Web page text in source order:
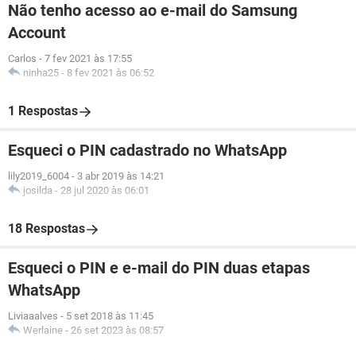
Não tenho acesso ao e-mail do Samsung
Account
Carlos - 7 fev 2021 às 17:55
ninha25 - 8 fev 2021 às 06:52
1 Respostas
Esqueci o PIN cadastrado no WhatsApp
lily2019_6004 - 3 abr 2019 às 14:21
josilda - 28 jul 2020 às 06:01
18 Respostas
Esqueci o PIN e e-mail do PIN duas etapas
WhatsApp
Liviaaalves - 5 set 2018 às 11:45
Werlaine - 26 set 2023 às 08:57